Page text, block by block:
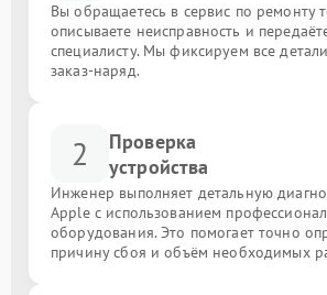
Вы обращаетесь в сервис по ремонту
описываете неисправность и
специалисту. Мы фиксируем все
заказ-наряд.
2
Проверка
устройства
Инженер выполняет детальную
Apple с использованием
оборудования. Это помогает точно
причину сбоя и объём необходимых